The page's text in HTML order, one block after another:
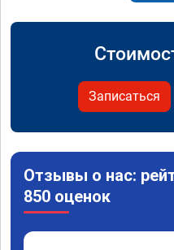
Записаться
Отзывы о нас:
850 оценок